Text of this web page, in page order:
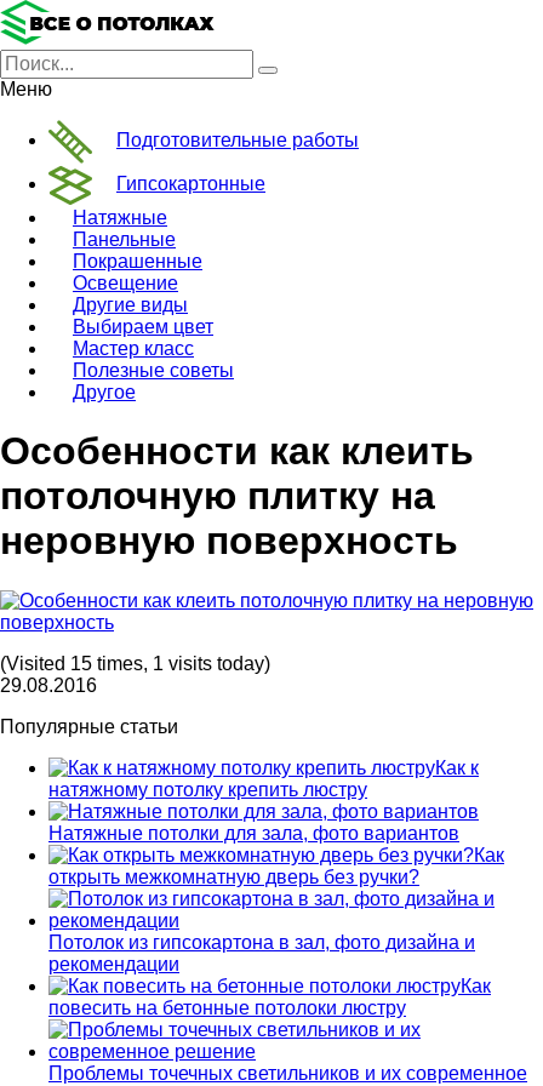
Меню
Подготовительные работы
Гипсокартонные
Натяжные
Панельные
Покрашенные
Освещение
Другие виды
Выбираем цвет
Мастер класс
Полезные советы
Другое
Особенности как клеить
потолочную плитку на
неровную поверхность
(Visited 15 times, 1 visits today)
29.08.2016
Популярные статьи
Как к
натяжному потолку крепить люстру
Натяжные потолки для зала, фото вариантов
Как
открыть межкомнатную дверь без ручки?
Потолок из гипсокартона в зал, фото дизайна и
рекомендации
Как
повесить на бетонные потолоки люстру
Проблемы точечных светильников и их современное